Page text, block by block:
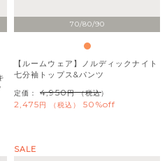
70/80/90
【ルームウェア】ノルディックナイト
七分袖トップス&パンツ
定価： 4,950 （税込）
2,475 税込 50%off
SALE